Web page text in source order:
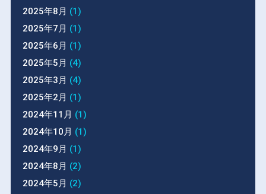
2025年8月 (1)
2025年7月 (1)
2025年6月 (1)
2025年5月 (4)
2025年3月 (4)
2025年2月 (1)
2024年11月 (1)
2024年10月 (1)
2024年9月 (1)
2024年8月 (2)
2024年5月 (2)